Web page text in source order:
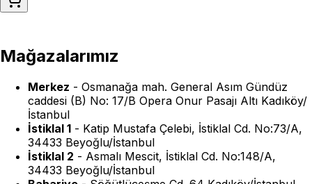
Mağazalarımız
Merkez - Osmanağa mah. General Asım Gündüz
caddesi (B) No: 17/B Opera Onur Pasajı Altı Kadıköy/
İstanbul
İstiklal 1 - Katip Mustafa Çelebi, İstiklal Cd. No:73/A,
34433 Beyoğlu/İstanbul
İstiklal 2 - Asmalı Mescit, İstiklal Cd. No:148/A,
34433 Beyoğlu/İstanbul